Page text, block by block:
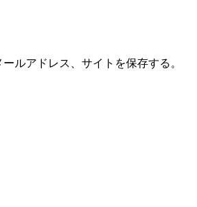
ルアドレス、サイトを保存する。